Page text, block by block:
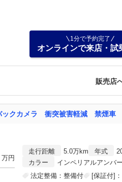
1分で予約完了
オンラインで来店・試
販売店
万円
走行距離 5.0万km 年式
カラー
インペリアルアンバー
法定整備：整備付
[保証付]